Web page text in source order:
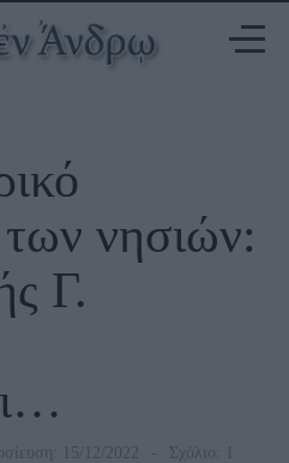
νησιών:
Γ.
15/12/2022 Σχόλιο: 1